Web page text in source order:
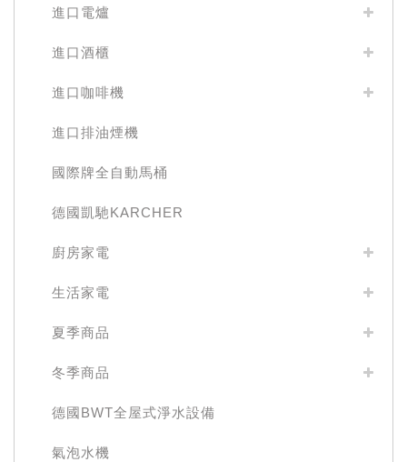
進口電爐
進口酒櫃
進口咖啡機
進口排油煙機
國際牌全自動馬桶
德國凱馳KARCHER
廚房家電
生活家電
夏季商品
冬季商品
德國BWT全屋式淨水設備
氣泡水機